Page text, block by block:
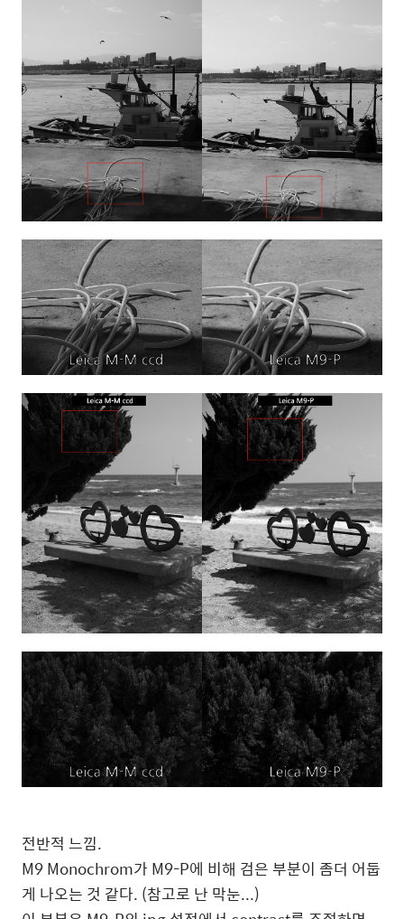
전반적 느낌.
M9 Monochrom가 M9-P에 비해 검은 부분이 좀더 어둡
게 나오는 것 같다. (참고로 난 막눈...)